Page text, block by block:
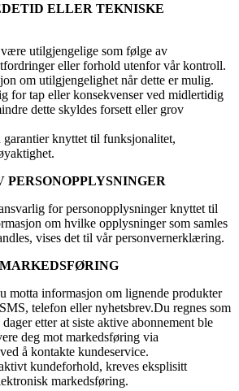
ELLER TEKNISKE
utilgjengelige som følge av
eller forhold utenfor vår kontroll.
om utilgjengelighet når dette er mulig.
for tap eller konsekvenser ved midlertidig
dette skyldes forsett eller grov
garantier knyttet til funksjonalitet,
PERSONOPPLYSNINGER
for personopplysninger knyttet til
om hvilke opplysninger som samles
vises det til vår personvernerklæring.
motta informasjon om lignende produkter
telefon eller nyhetsbrev.Du regnes som
etter at siste aktive abonnement ble
deg mot markedsføring via
å kontakte kundeservice.
kundeforhold, kreves eksplisitt
markedsføring.